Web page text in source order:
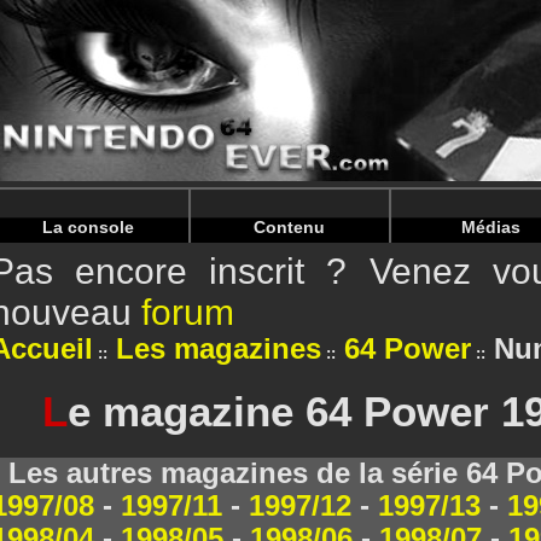
Warning: Undefined array key "HTTP_REFERER" in /
Warning: Undefined array key "HTTP_REFERER" in /
La console Contenu Médias
encore inscrit ? Venez
forum
Les magazines 64 Power
Le magazine 64 Power
Les autres magazines de la série 64
08 - 1997/11 - 1997/12 - 1997/13 -